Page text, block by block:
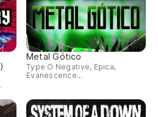
Metal Gótico
Type O Negative, Epica,
Evanescence...